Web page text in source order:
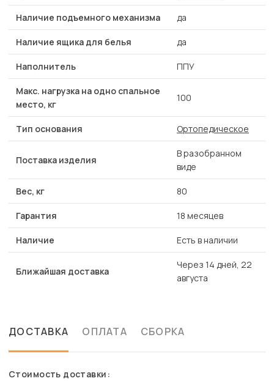
Наличие подъемного механизма да
Наличие ящика для белья да
Наполнитель ППУ
Макс. нагрузка на одно спальное
место, кг
100
Тип основания Ортопедическое
Поставка изделия
В разобранном
виде
Вес, кг 80
Гарантия 18 месяцев
Наличие Есть в наличии
Ближайшая доставка
Через 14 дней, 22
августа
ДОСТАВКА ОПЛАТА СБОРКА
Стоимость доставки: